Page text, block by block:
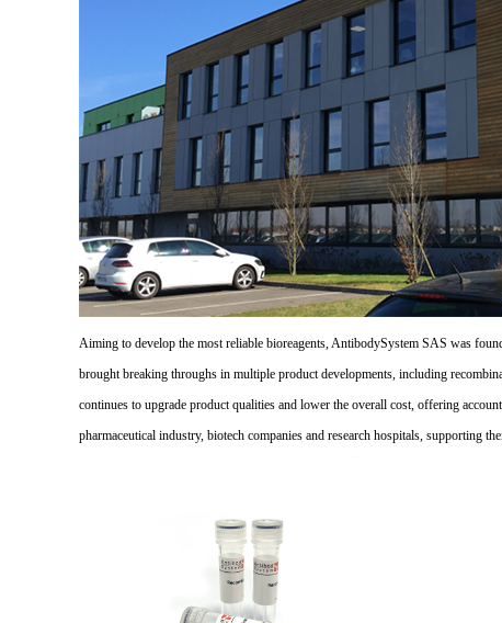
Aiming to develop the most reliable bioreagents, AntibodySystem SAS was
brought breaking throughs in multiple product developments, including
continues to upgrade product qualities and lower the overall cost, offering
pharmaceutical industry, biotech companies and research hospitals, supporting